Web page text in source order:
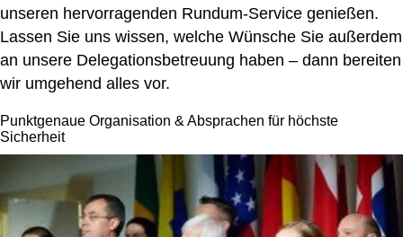
unseren hervorragenden Rundum-Service genießen.
Lassen Sie uns wissen, welche Wünsche Sie außerdem
an unsere Delegationsbetreuung haben – dann bereiten
wir umgehend alles vor.
Punktgenaue Organisation & Absprachen für höchste
Sicherheit